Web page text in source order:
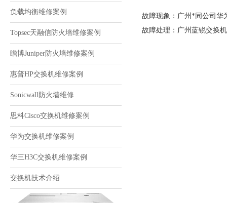
负载均衡维修案例
Topsec天融信防火墙维修案例
瞻博Juniper防火墙维修案例
惠普HP交换机维修案例
Sonicwall防火墙维修
思科Cisco交换机维修案例
华为交换机维修案例
华三H3C交换机维修案例
交换机技术介绍
故障现象：广州*同公司华
故障处理：广州蓝锐交换